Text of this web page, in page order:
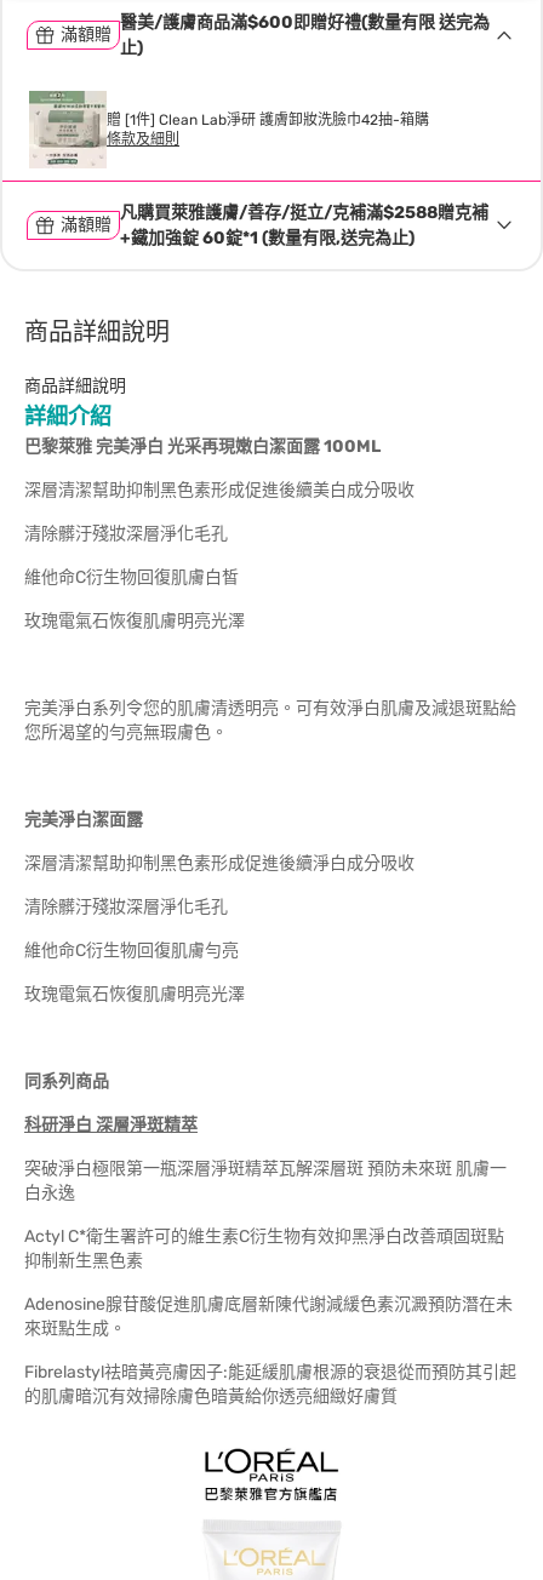
滿額贈
醫美/護膚商品滿$600即贈好禮(數量有限 送完為
止)
贈 [1件] Clean Lab淨研 護膚卸妝洗臉巾42抽-箱購
條款及細則
滿額贈
凡購買萊雅護膚/善存/挺立/克補滿$2588贈克補
+鐵加強錠 60錠*1 (數量有限,送完為止)
商品詳細說明
商品詳細說明
詳細介紹
巴黎萊雅 完美淨白 光采再現嫩白潔面露 100ML
深層清潔幫助抑制黑色素形成促進後續美白成分吸收
清除髒汙殘妝深層淨化毛孔
維他命C衍生物回復肌膚白皙
玫瑰電氣石恢復肌膚明亮光澤
完美淨白系列令您的肌膚清透明亮。可有效淨白肌膚及減退斑點給
您所渴望的勻亮無瑕膚色。
完美淨白潔面露
深層清潔幫助抑制黑色素形成促進後續淨白成分吸收
清除髒汙殘妝深層淨化毛孔
維他命C衍生物回復肌膚勻亮
玫瑰電氣石恢復肌膚明亮光澤
同系列商品
科研淨白 深層淨斑精萃
突破淨白極限第一瓶深層淨斑精萃瓦解深層斑 預防未來斑 肌膚一
白永逸
Actyl C*衛生署許可的維生素C衍生物有效抑黑淨白改善頑固斑點
抑制新生黑色素
Adenosine腺苷酸促進肌膚底層新陳代謝減緩色素沉澱預防潛在未
來斑點生成。
Fibrelastyl祛暗黃亮膚因子:能延緩肌膚根源的衰退從而預防其引起
的肌膚暗沉有效掃除膚色暗黃給你透亮細緻好膚質